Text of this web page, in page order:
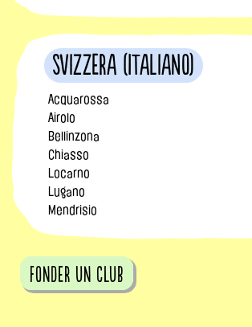
Svizzera (Italiano)
Acquarossa
Airolo
Bellinzona
Chiasso
Locarno
Lugano
Mendrisio
fonder un club